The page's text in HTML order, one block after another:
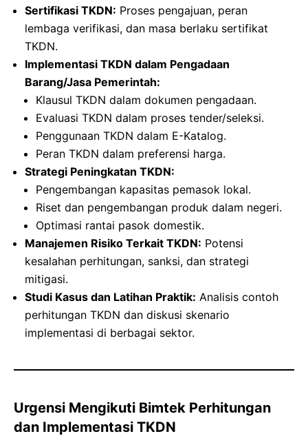
Sertifikasi TKDN: Proses pengajuan, peran
lembaga verifikasi, dan masa berlaku sertifikat
TKDN.
Implementasi TKDN dalam Pengadaan
Barang/Jasa Pemerintah:
Klausul TKDN dalam dokumen pengadaan.
Evaluasi TKDN dalam proses tender/seleksi.
Penggunaan TKDN dalam E-Katalog.
Peran TKDN dalam preferensi harga.
Strategi Peningkatan TKDN:
Pengembangan kapasitas pemasok lokal.
Riset dan pengembangan produk dalam negeri.
Optimasi rantai pasok domestik.
Manajemen Risiko Terkait TKDN: Potensi
kesalahan perhitungan, sanksi, dan strategi
mitigasi.
Studi Kasus dan Latihan Praktik: Analisis contoh
perhitungan TKDN dan diskusi skenario
implementasi di berbagai sektor.
Urgensi Mengikuti Bimtek Perhitungan
dan Implementasi TKDN